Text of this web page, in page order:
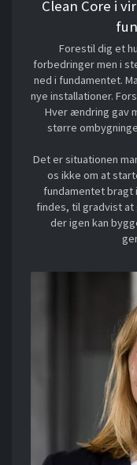
Clean Core i
Forestil dig et
forbedringer men i
ned i fundamentet.
nye installationer.
Hver ændring gav
større
Det er situationen
os ikke om at
fundamentet
findes, til gradvist
der igen kan